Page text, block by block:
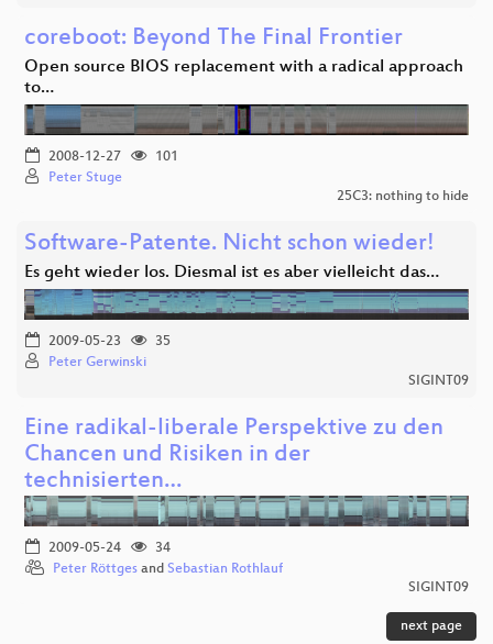
coreboot: Beyond The Final Frontier
Open source BIOS replacement with a radical approach
to…
2008-12-27
101
Peter Stuge
25C3: nothing to hide
Software-Patente. Nicht schon wieder!
Es geht wieder los. Diesmal ist es aber vielleicht das…
2009-05-23
35
Peter Gerwinski
SIGINT09
Eine radikal-liberale Perspektive zu den
Chancen und Risiken in der
technisierten…
2009-05-24
34
Peter Röttges and Sebastian Rothlauf
SIGINT09
next page